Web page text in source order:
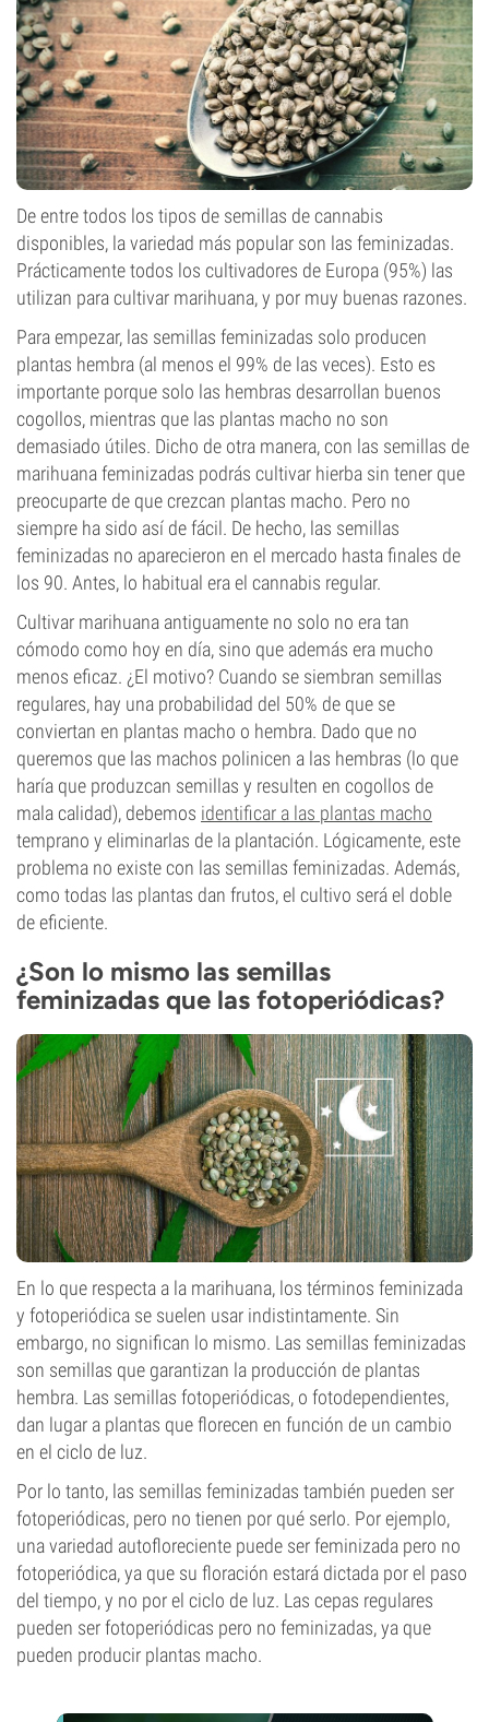
De entre todos los tipos de semillas de cannabis
disponibles, la variedad más popular son las feminizadas.
Prácticamente todos los cultivadores de Europa (95%) las
utilizan para cultivar marihuana, y por muy buenas razones.
Para empezar, las semillas feminizadas solo producen
plantas hembra (al menos el 99% de las veces). Esto es
importante porque solo las hembras desarrollan buenos
cogollos, mientras que las plantas macho no son
demasiado útiles. Dicho de otra manera, con las semillas de
marihuana feminizadas podrás cultivar hierba sin tener que
preocuparte de que crezcan plantas macho. Pero no
siempre ha sido así de fácil. De hecho, las semillas
feminizadas no aparecieron en el mercado hasta finales de
los 90. Antes, lo habitual era el cannabis regular.
Cultivar marihuana antiguamente no solo no era tan
cómodo como hoy en día, sino que además era mucho
menos eficaz. ¿El motivo? Cuando se siembran semillas
regulares, hay una probabilidad del 50% de que se
conviertan en plantas macho o hembra. Dado que no
queremos que las machos polinicen a las hembras (lo que
haría que produzcan semillas y resulten en cogollos de
mala calidad), debemos identificar a las plantas macho
temprano y eliminarlas de la plantación. Lógicamente, este
problema no existe con las semillas feminizadas. Además,
como todas las plantas dan frutos, el cultivo será el doble
de eficiente.
¿Son lo mismo las semillas
feminizadas que las fotoperiódicas?
En lo que respecta a la marihuana, los términos feminizada
y fotoperiódica se suelen usar indistintamente. Sin
embargo, no significan lo mismo. Las semillas feminizadas
son semillas que garantizan la producción de plantas
hembra. Las semillas fotoperiódicas, o fotodependientes,
dan lugar a plantas que florecen en función de un cambio
en el ciclo de luz.
Por lo tanto, las semillas feminizadas también pueden ser
fotoperiódicas, pero no tienen por qué serlo. Por ejemplo,
una variedad autofloreciente puede ser feminizada pero no
fotoperiódica, ya que su floración estará dictada por el paso
del tiempo, y no por el ciclo de luz. Las cepas regulares
pueden ser fotoperiódicas pero no feminizadas, ya que
pueden producir plantas macho.